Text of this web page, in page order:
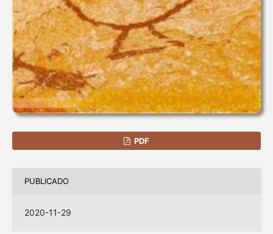
PDF
PUBLICADO
2020-11-29